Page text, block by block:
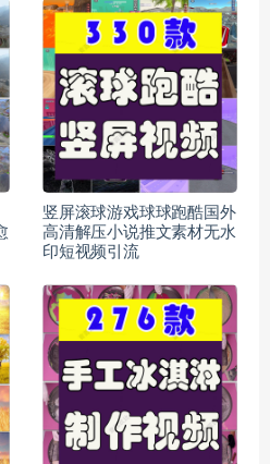
竖屏滚球游戏球球跑酷国外
高清解压小说推文素材无水
印短视频引流